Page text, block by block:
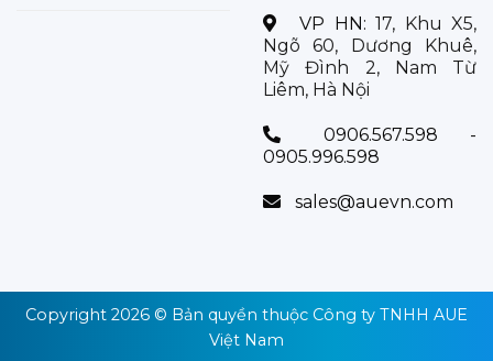
VP HN:17, Khu X5,
Ngõ 60, Dương Khuê,
Mỹ Đình 2, Nam Từ
Liêm, Hà Nội
0906.567.598 -
0905.996.598
sales@auevn.com
Copyright 2026 © Bản quyền thuộc Công ty TNHH AUE
Việt Nam